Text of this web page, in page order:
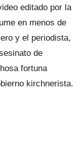
editado por la
en menos de
y el periodista,
de
fortuna
kirchnerista.